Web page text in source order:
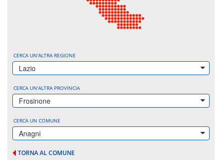
CERCA UN'ALTRA REGIONE
Lazio
CERCA UN'ALTRA PROVINCIA
Frosinone
CERCA UN COMUNE
Anagni
TORNA AL COMUNE